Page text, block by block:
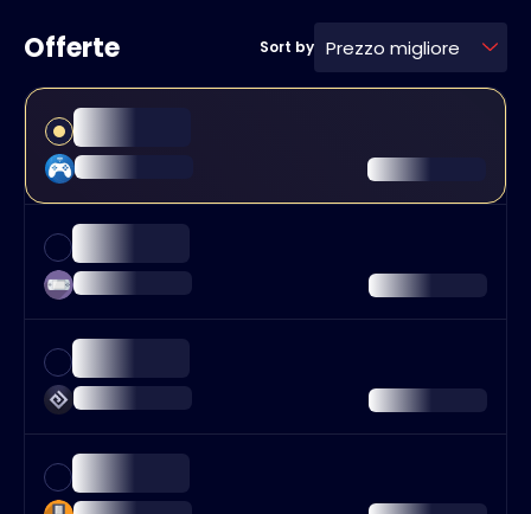
Offerte Sort by Prezzo migliore